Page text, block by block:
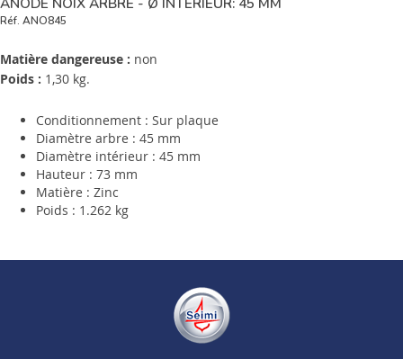
Réf. ANO845
Matière dangereuse : non
Poids : 1,30 kg.
Conditionnement : Sur plaque
Diamètre arbre : 45 mm
Diamètre intérieur : 45 mm
Hauteur : 73 mm
Matière : Zinc
Poids : 1.262 kg